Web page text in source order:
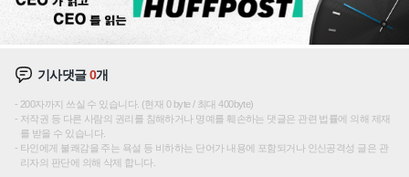
기사댓글0개
200자까지 쓰실 수 있습니다. (현재 0 byte / 최대 400byte)
저작권 등 다른 사람의 권리를 침해하거나 명예를 훼손하는 댓글은 관련 법률에 의해 제재
를 받을 수 있습니다.
타인에게 불쾌감을 주는 욕설 등 비하하는 단어가 내용에 포함되거나 인신공격성 글은 관
리자의 판단에 의해 삭제 합니다.